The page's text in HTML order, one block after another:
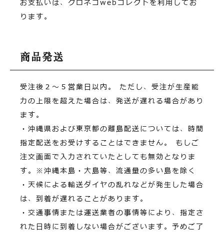
お支払いは、クロネコwebコレクトを利用してお
ります。
商品発送
受注後２～５営業日以内。
ただし、受注が生産能
力の上限を超えた場合は、発送が遅れる場合があり
ます。
・沖縄県および東京都の離島配送については、時間
指定配送をお受けすることはできません。
もしご
注文画面で入力されていたとしても無効となりま
す。※沖縄本島・大島等、流通量の多い島を除く
・天候による輸送ダイヤの乱れなどが発生した場合
は、到着が遅れることがあります。
・交通事情または運送業者の事情等により、指定さ
れた日時に到着しない場合がございます。予めご了